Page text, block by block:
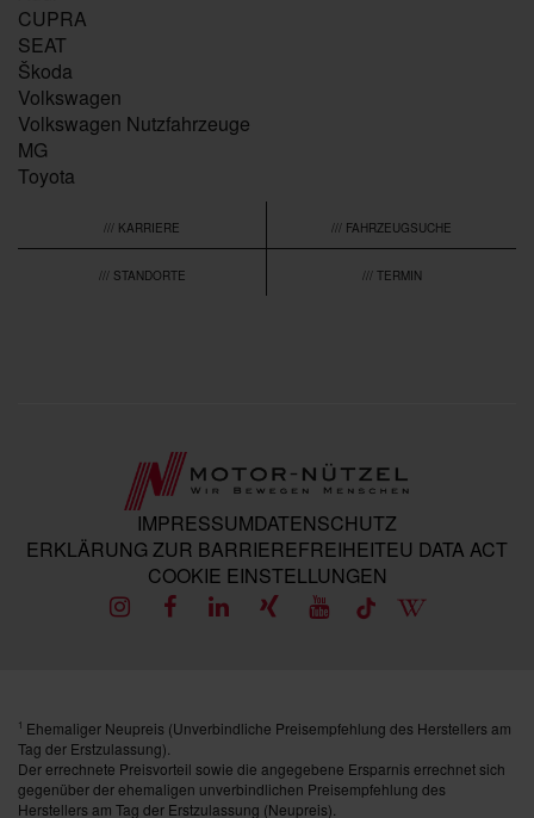
CUPRA
SEAT
Škoda
Volkswagen
Volkswagen Nutzfahrzeuge
MG
Toyota
/// KARRIERE /// FAHRZEUGSUCHE
/// STANDORTE /// TERMIN
IMPRESSUMDATENSCHUTZ
ERKLÄRUNG ZUR BARRIEREFREIHEITEU DATA ACT
COOKIE EINSTELLUNGEN
1 Ehemaliger Neupreis (Unverbindliche Preisempfehlung des Herstellers am
Tag der Erstzulassung).
Der errechnete Preisvorteil sowie die angegebene Ersparnis errechnet sich
gegenüber der ehemaligen unverbindlichen Preisempfehlung des
Herstellers am Tag der Erstzulassung (Neupreis).